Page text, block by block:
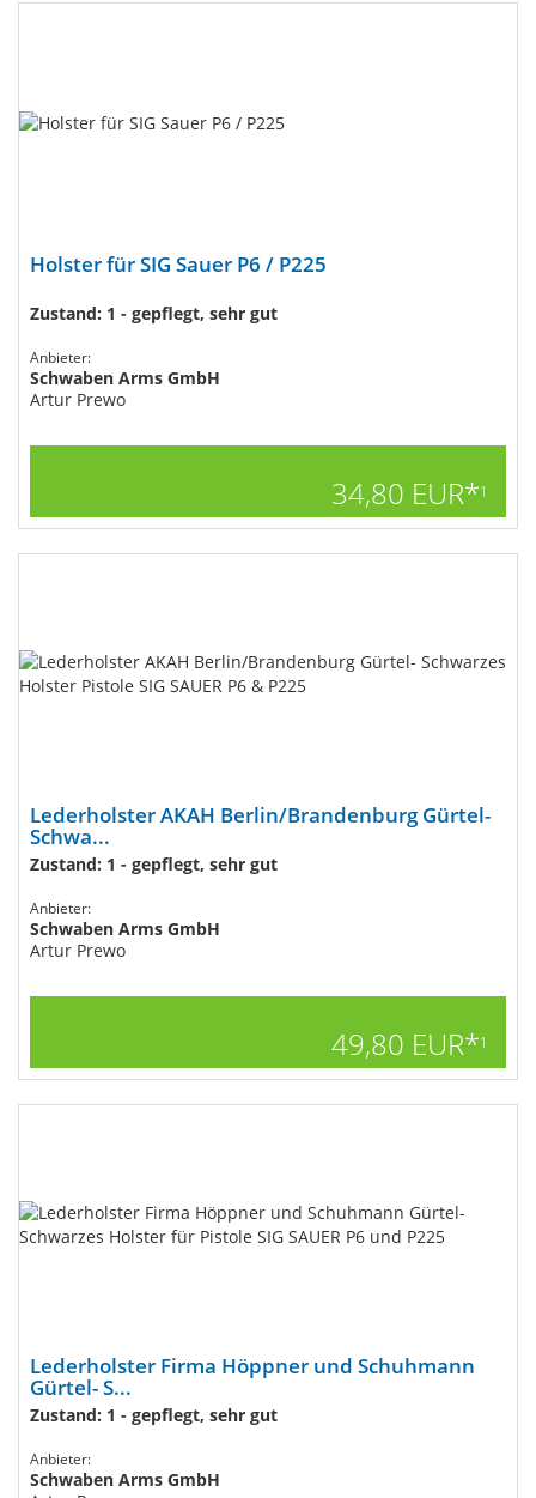
Holster für SIG Sauer P6 / P225
Zustand: 1 - gepflegt, sehr gut
Anbieter:
Schwaben Arms GmbH
Artur Prewo
34,80 EUR*1
Lederholster AKAH Berlin/Brandenburg Gürtel-
Schwa...
Zustand: 1 - gepflegt, sehr gut
Anbieter:
Schwaben Arms GmbH
Artur Prewo
49,80 EUR*1
Lederholster Firma Höppner und Schuhmann
Gürtel- S...
Zustand: 1 - gepflegt, sehr gut
Anbieter:
Schwaben Arms GmbH